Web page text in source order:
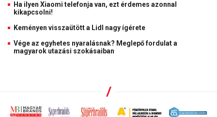
Ha ilyen Xiaomi telefonja van, ezt érdemes azonnal
kikapcsolni!
Keményen visszaütött a Lidl nagy ígérete
Vége az egyhetes nyaralásnak? Meglepő fordulat a
magyarok utazási szokásaiban